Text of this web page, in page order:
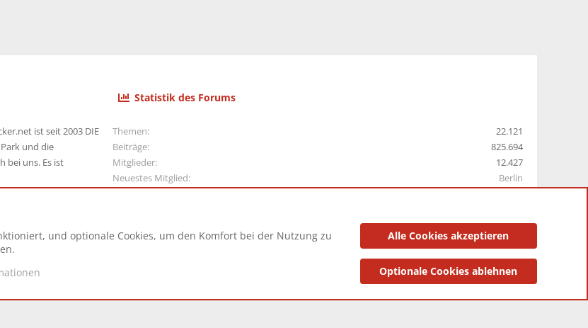
ist seit 2003 DIE
und die
bei uns. Es ist
Statistik des Forums
Themen
22.121
Beiträge
825.694
Mitglieder
12.427
Neuestes Mitglied
Berlin
Datenschutzerklärung Impressum
und optionale Cookies, um den Komfort bei der Nutzung zu
Alle Cookies akzeptieren
Optionale Cookies ablehnen